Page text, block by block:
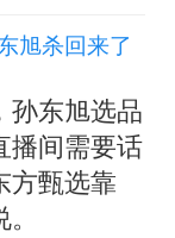
旭杀回来了
孙东旭选品
播间需要话
方甄选靠